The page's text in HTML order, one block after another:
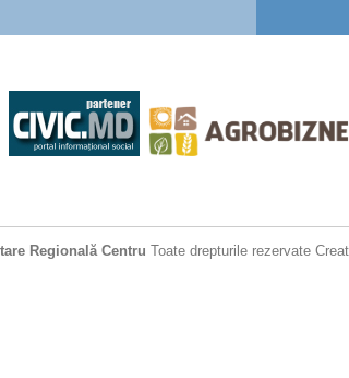
Regională Centru Toate drepturile rezervate